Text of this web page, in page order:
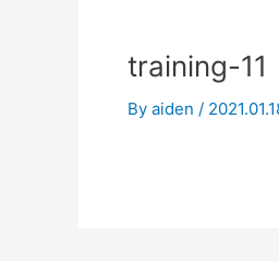
training-11
By aiden /